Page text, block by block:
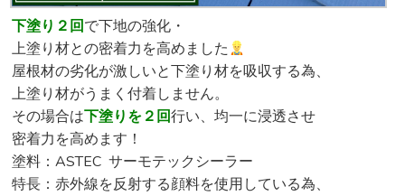
下塗り２回で下地の強化・
上塗り材との密着力を高めました
屋根材の劣化が激しいと下塗り材を吸収する為、
上塗り材がうまく付着しません。
その場合は下塗りを２回行い、均一に浸透させ
密着力を高めます！
塗料：ASTEC サーモテックシーラー
特長：赤外線を反射する顔料を使用している為、